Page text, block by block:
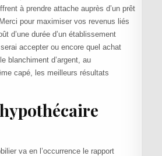
à prendre attache auprès d’un prêt
pour maximiser vos revenus liés
d’une durée d’un établissement
accepter ou encore quel achat
blanchiment d’argent, au
capé, les meilleurs résultats
va en l’occurrence le rapport